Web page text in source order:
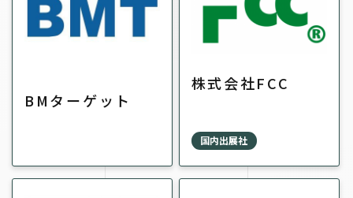
BMターゲット
株式会社FCC
国内出展社